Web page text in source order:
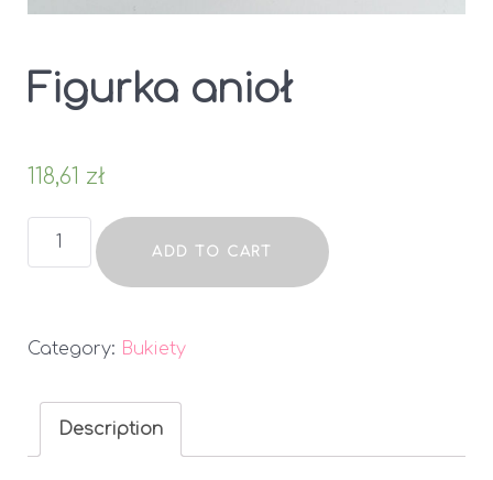
Figurka anioł
118,61 zł
Figurka
anioł
ADD TO CART
Category: Bukiety
Description